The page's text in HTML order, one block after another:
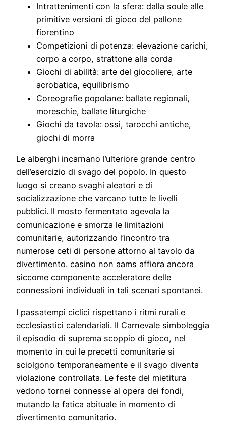
Intrattenimenti con la sfera: dalla soule alle
primitive versioni di gioco del pallone
fiorentino
Competizioni di potenza: elevazione carichi,
corpo a corpo, strattone alla corda
Giochi di abilità: arte del giocoliere, arte
acrobatica, equilibrismo
Coreografie popolane: ballate regionali,
moreschie, ballate liturgiche
Giochi da tavola: ossi, tarocchi antiche,
giochi di morra
Le alberghi incarnano l’ulteriore grande centro
dell’esercizio di svago del popolo. In questo
luogo si creano svaghi aleatori e di
socializzazione che varcano tutte le livelli
pubblici. Il mosto fermentato agevola la
comunicazione e smorza le limitazioni
comunitarie, autorizzando l’incontro tra
numerose ceti di persone attorno al tavolo da
divertimento. casino non aams affiora ancora
siccome componente acceleratore delle
connessioni individuali in tali scenari spontanei.
I passatempi ciclici rispettano i ritmi rurali e
ecclesiastici calendariali. Il Carnevale simboleggia
il episodio di suprema scoppio di gioco, nel
momento in cui le precetti comunitarie si
sciolgono temporaneamente e il svago diventa
violazione controllata. Le feste del mietitura
vedono tornei connesse al opera dei fondi,
mutando la fatica abituale in momento di
divertimento comunitario.